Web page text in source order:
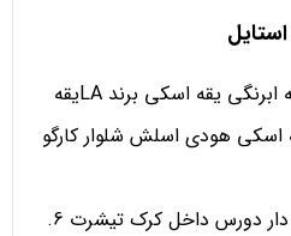
مانتو کبریتی کتان چهار خانه ابرنگی یقه اسکی برند LAیقه
هودی اسلش شلوار کارگو
دورس داخل کرک تیشرت 6.